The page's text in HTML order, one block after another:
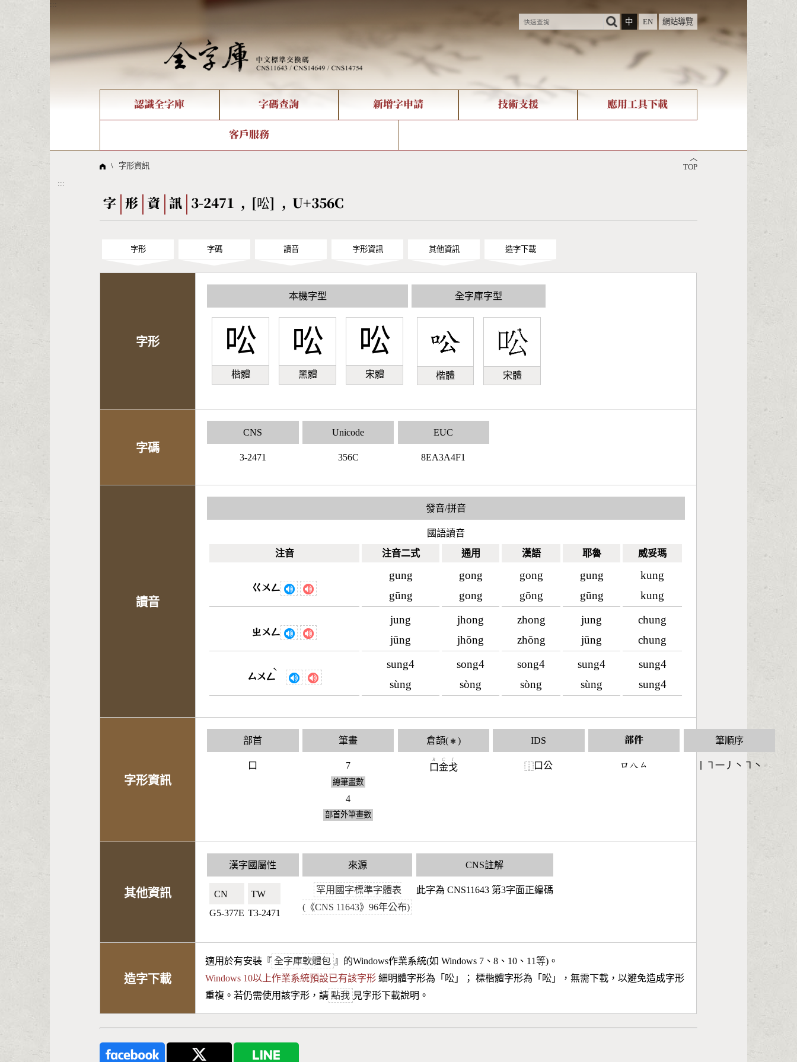
:::
中
EN 網站導覽
認識全字庫
全字庫現況
線上教學
字碼查詢
部件查詢
倉頡查詢
Big5查詢 拼音查詢
新增字申請 技術支援
造字解決方案
應用工具下載
字形下載
客戶服務
問題集
︿
TOP
\ 字形資訊
:::
字 形 資 訊 3-2471 , [㕬] , U+356C
字形 字碼 讀音 字形資訊 其他資訊 造字下載
字形
本機字型
㕬
楷體
㕬
黑體
㕬
宋體
全字庫字型
楷體 宋體
字碼
CNS
3-2471
Unicode
356C
EUC
8EA3A4F1
讀音
發音/拼音
國語讀音
注音
注音二式 通用 漢語 耶魯 威妥瑪
ㄍㄨㄥ
gung
gūng
gong
gong
gong
gōng
gung
gūng
kung
kung
ㄓㄨㄥ
jung
jūng
jhong
jhōng
zhong
zhōng
jung
jūng
chung
chung
ㄙㄨㄥ
ˋ
sung4
sùng
song4
sòng
song4
sòng
sung4
sùng
sung4
sung4
字形資訊
部首
口
筆畫
7
總筆畫數
4
部首外筆畫數
倉頡( ✱ )
口
R
金
C
戈
I
IDS
⿰口公
部件
󶁶󶀯󶁗
筆順序
丨㇕一丿丶㇕丶
其他資訊
漢字國屬性
CN🇨🇳
G5-377E
TW🇹🇼
T3-2471
來源
罕用國字標準字體表
(《CNS 11643》96年公布)
CNS註解
此字為 CNS11643 第3字面正編碼
造字下載
適用於有安裝『 全字庫軟體包 』的Windows作業系統(如 Windows 7、8、10、11等)。
Windows 10以上作業系統預設已有該字形 細明體字形為「 㕬 」； 標楷體字形為「 㕬 」，無需下載，以避免造成字形
重複。若仍需使用該字形，請 點我 見字形下載說明。